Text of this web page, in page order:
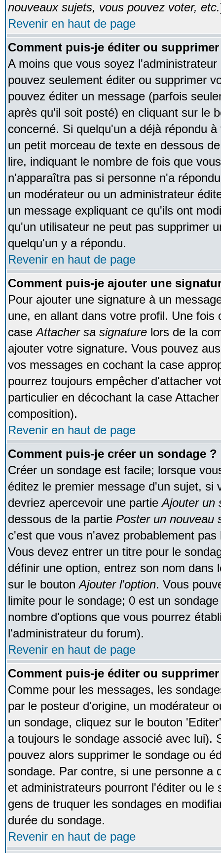
nouveaux sujets, vous pouvez voter, etc.
Revenir en haut de page
Comment puis-je éditer ou
A moins que vous soyez
pouvez seulement éditer ou supprimer
pouvez éditer un message (parfois
après qu'il soit posté) en cliquant sur le
concerné. Si quelqu'un a déjà répondu
un petit morceau de texte en dessous
lire, indiquant le nombre de fois que
n'apparaîtra pas si personne n'a
un modérateur ou un administrateur
un message expliquant ce qu'ils ont
qu'un utilisateur ne peut pas supprimer
quelqu'un y a répondu.
Revenir en haut de page
Comment puis-je ajouter une
Pour ajouter une signature à un
une, en allant dans votre profil. Une fois
caseAttacher sa signature lors de la
ajouter votre signature. Vous pouvez
vos messages en cochant la case
pourrez toujours empêcher d'attacher
particulier en décochant la case
composition).
Revenir en haut de page
Comment puis-je créer un sondage ?
Créer un sondage est facile; lorsque
éditez le premier message d'un sujet, si
devriez apercevoir une partieAjouter un
dessous de la partie Poster un nouveau
c'est que vous n'avez probablement
Vous devez entrer un titre pour le
définir une option, entrez son nom dans
sur le boutonAjouter l'option. Vous
limite pour le sondage; 0 est un
nombre d'options que vous pourrez
l'administrateur du forum).
Revenir en haut de page
Comment puis-je éditer ou
Comme pour les messages, les
par le posteur d'origine, un modérateur
un sondage, cliquez sur le bouton
a toujours le sondage associé avec lui).
pouvez alors supprimer le sondage ou
sondage. Par contre, si une personne a
et administrateurs pourront l'éditer ou le
gens de truquer les sondages en
durée du sondage.
Revenir en haut de page